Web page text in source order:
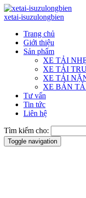
xetai-isuzulongbien
Trang chủ
Giới thiệu
Sản phẩm
XE TẢI
XE TẢI
XE TẢI
XE BÁN
Tư vấn
Tin tức
Liên hệ
Tìm kiếm cho:
Toggle navigation